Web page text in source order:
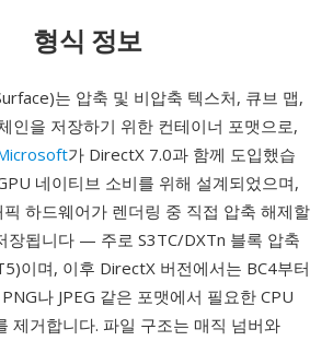
형식 정보
는 압축 및 비압축 텍스처, 큐브 맵,
인을 저장하기 위한 컨테이너 포맷으로,
가 DirectX 7.0과 함께 도입했습
네이티브 소비를 위해 설계되었으며,
하드웨어가 렌더링 중 직접 압축 해제할
장됩니다 — 주로 S3TC/DXTn 블록 압축
이며, 이후 DirectX 버전에서는 BC4부터
나 JPEG 같은 포맷에서 필요한 CPU
제거합니다. 파일 구조는 매직 넘버와